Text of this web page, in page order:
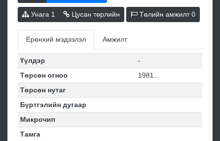
Унага 1 Цусан төрлийн Төлийн амжилт0
Ерөнхий мэдээлэл Амжилт
Үүлдэр
-
Төрсөн огноо
1981..
Төрсөн нутаг
Бүртгэлийн дугаар
Микрочип
Тамга